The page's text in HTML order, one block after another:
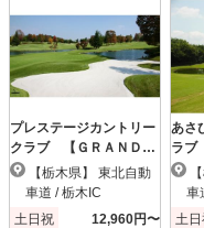
プレステージカントリー
クラブ 【ＧＲＡＮＤ
ＰＧＭ】
車道 / 栃木IC
土日祝
12,960円〜
あさ
ラブ
車
土